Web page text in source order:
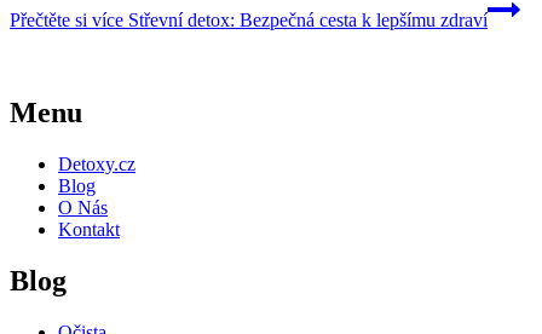
Přečtěte si více Střevní detox: Bezpečná cesta k lepšímu zdraví
Menu
Detoxy.cz
Blog
O Nás
Kontakt
Blog